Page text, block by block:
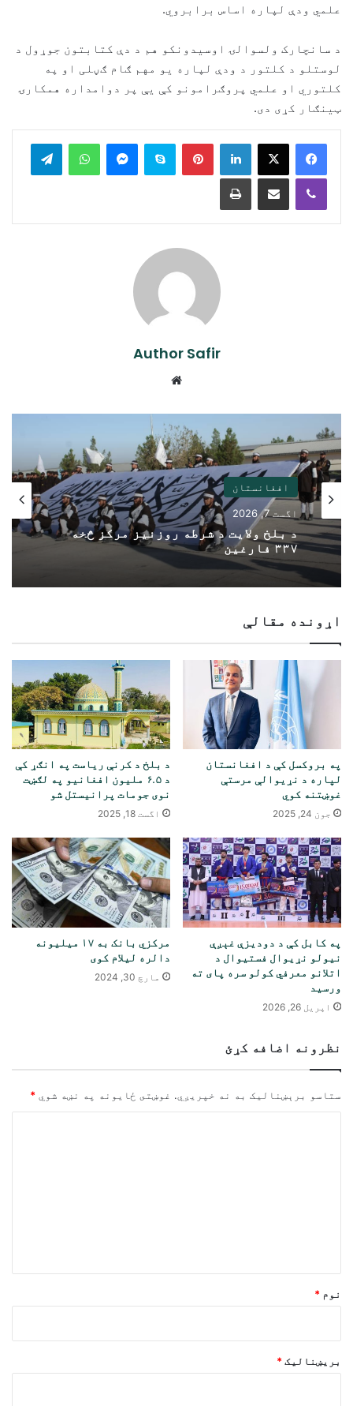
علمي ودې لپاره اساس برابروي.
د سانچارک ولسوالۍ اوسیدونکو هم د دې کتابتون جوړول د
لوستلو د کلتور د ودې لپاره یو مهم ګام ګڼلی او په
کلتوري او علمي پروګرامونو کې یې پر دوامداره همکارۍ
ټینګار کړی دی.
LinkedIn
Pinterest
Skype
Messenger
WhatsApp
Viber
Share via Email
Print
Author Safir
افغانستان
اگست 7, 2026
د بلخ ولایت د شرطه روزنیز مرکز څخه
۳۳۷ فارغین
اړونده مقالې
په بروکسل کې د افغانستان
لپاره د نړیوالې مرستې
غوښتنه کوي
جون 24, 2025
د بلخ د کرنې ریاست په انګړ کې
د ۶.۵ ملیون افغانیو په لګښت
نوی جومات پرانیستل شو
اگست 18, 2025
په کابل کې د دودیزې غېږې
نیولو نړیوال فستیوال د
اتلانو معرفي کولو سره پای ته
ورسید
اپریل 26, 2026
مرکزي بانک به ۱۷ میلیونه
دالره لیلام کوی
مارچ 30, 2024
نظرونه اضافه کړئ
ستاسو برېښناليک به نه خپريږي. غوښتى ځایونه په نښه شوي *
نوم *
بریښنالیک *